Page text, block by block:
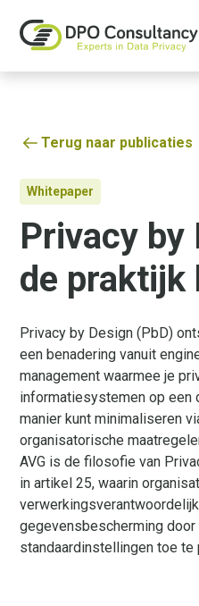
Terug naar publicaties
Whitepaper
Privacy by
de praktijk
Privacy by Design (PbD)
een benadering vanuit
management waarmee je
informatiesystemen op een
manier kunt minimaliseren
organisatorische
AVG is de filosofie van
in artikel 25, waarin
gegevensbescherming
standaardinstellingen toe te